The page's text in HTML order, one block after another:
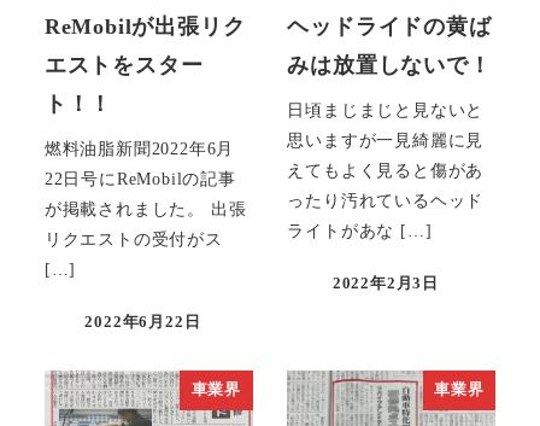
ReMobilが出張リク
エストをスター
ト！！
燃料油脂新聞2022年6月
22日号にReMobilの記事
が掲載されました。 出張
リクエストの受付がス
[…]
投稿日
2022年6月22日
ヘッドライドの黄ば
みは放置しないで！
日頃まじまじと見ないと
思いますが一見綺麗に見
えてもよく見ると傷があ
ったり汚れているヘッド
ライトがあな […]
投稿日
2022年2月3日
車業界 車業界